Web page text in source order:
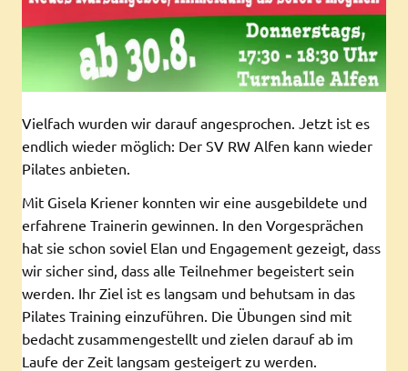
Vielfach wurden wir darauf angesprochen. Jetzt ist es
endlich wieder möglich: Der SV RW Alfen kann wieder
Pilates anbieten.
Mit Gisela Kriener konnten wir eine ausgebildete und
erfahrene Trainerin gewinnen. In den Vorgesprächen
hat sie schon soviel Elan und Engagement gezeigt, dass
wir sicher sind, dass alle Teilnehmer begeistert sein
werden. Ihr Ziel ist es langsam und behutsam in das
Pilates Training einzuführen. Die Übungen sind mit
bedacht zusammengestellt und zielen darauf ab im
Laufe der Zeit langsam gesteigert zu werden.